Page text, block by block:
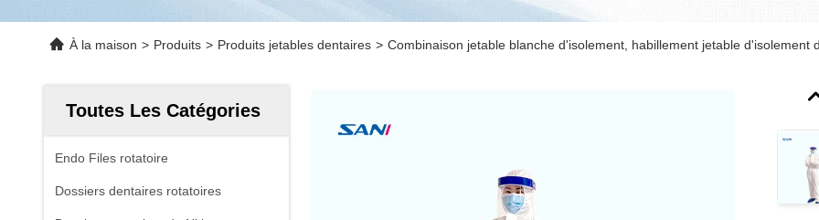
À la maison > Produits > Produits jetables dentaires > Combinaison jetable blanche d'isolement, habillement jetable d'isolement
Toutes Les Catégories
Endo Files rotatoire
Dossiers dentaires rotatoires